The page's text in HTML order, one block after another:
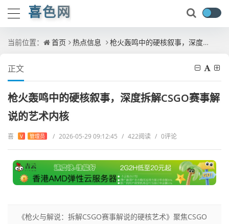
喜色网
当前位置： 首页 热点信息 枪火轰鸣中的硬核叙事，深度拆解CSGO赛事解说的艺术内核
正文
枪火轰鸣中的硬核叙事，深度拆解CSGO赛事解
说的艺术内核
喜 V 管理员 / 2026-05-29 09:12:45 / 422阅读 / 0评论
《枪火与解说：拆解CSGO赛事解说的硬核艺术》聚焦CSGO